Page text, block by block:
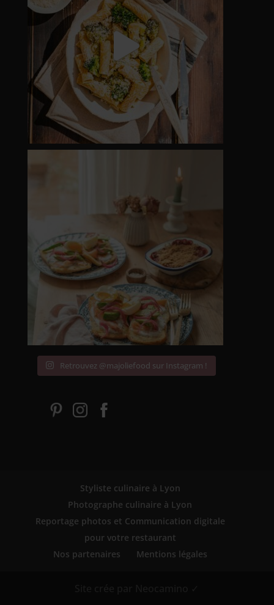
Retrouvez @majoliefood sur Instagram !
Styliste culinaire à Lyon
Photographe culinaire à Lyon
Reportage photos et Communication digitale
pour votre restaurant
Nos partenaires
Mentions légales